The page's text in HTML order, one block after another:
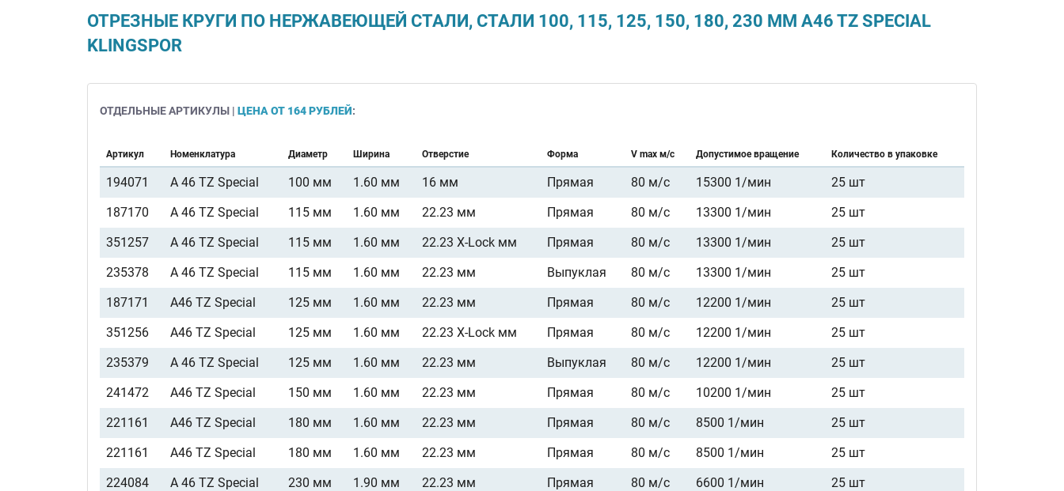
ОТРЕЗНЫЕ КРУГИ ПО НЕРЖАВЕЮЩЕЙ СТАЛИ, СТАЛИ 100, 115, 125, 150, 180, 230 ММ A46 TZ SPECIAL
KLINGSPOR
ОТДЕЛЬНЫЕ АРТИКУЛЫ | ЦЕНА ОТ 164 РУБЛЕЙ:
Артикул Номенклатура Диаметр Ширина Отверстие Форма V max м/с Допустимое вращение Количество в упаковке
194071 A 46 TZ Special 100 мм 1.60 мм 16 мм Прямая 80 м/с 15300 1/мин
25 шт
187170
A 46 TZ Special 115 мм 1.60 мм 22.23 мм Прямая 80 м/с 13300 1/мин
25 шт
351257
A 46 TZ Special 115 мм 1.60 мм 22.23 X-Lock мм Прямая 80 м/с 13300 1/мин
25 шт
235378
A 46 TZ Special 115 мм 1.60 мм 22.23 мм Выпуклая 80 м/с 13300 1/мин
25 шт
187171
A46 TZ Special 125 мм 1.60 мм 22.23 мм Прямая 80 м/с 12200 1/мин
25 шт
351256
A46 TZ Special 125 мм 1.60 мм 22.23 X-Lock мм Прямая 80 м/с 12200 1/мин
25 шт
235379
A 46 TZ Special 125 мм 1.60 мм 22.23 мм Выпуклая 80 м/с 12200 1/мин
25 шт
241472
A46 TZ Special 150 мм 1.60 мм 22.23 мм Прямая 80 м/с 10200 1/мин
25 шт
221161
A46 TZ Special 180 мм 1.60 мм 22.23 мм Прямая 80 м/с 8500 1/мин
25 шт
221161
A46 TZ Special 180 мм 1.60 мм 22.23 мм Прямая 80 м/с 8500 1/мин
25 шт
224084
A 46 TZ Special 230 мм 1.90 мм 22.23 мм Прямая 80 м/с 6600 1/мин
25 шт